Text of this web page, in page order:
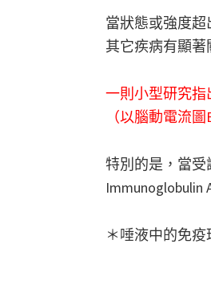
當狀態或強度
其它疾病有顯著
一則小型研究指
（以腦動電流
特別的是，當受
＊唾液中的免